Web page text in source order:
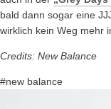
bald dann sogar eine
wirklich kein Weg mehr
Credits: New Balance
#new balance